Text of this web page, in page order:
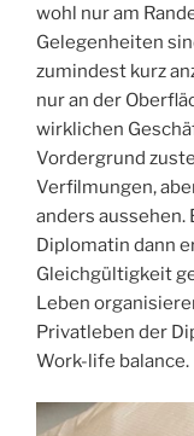
wohl nur am
Gelegenheiten
zumindest kurz
nur an der
wirklichen
Vordergrund
Verfilmungen,
anders
Diplomatin dann
Gleichgültigkeit
Leben
Privatleben der
Work-life balance.